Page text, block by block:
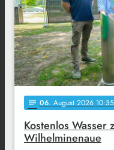
notes 06. August 2026 10:35
Kostenlos
Wilhelminenaue